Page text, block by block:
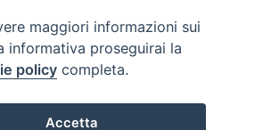
[PG]maggiori informazioni sui
informativa proseguirai la
policy completa.
Accetta